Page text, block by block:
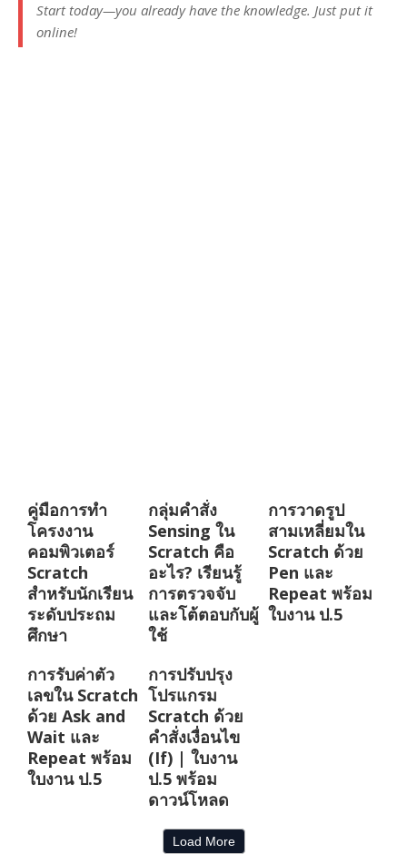
Start today—you already have the knowledge. Just put it
online!
คู่มือการทำ
โครงงาน
คอมพิวเตอร์
Scratch
สำหรับนักเรียน
ระดับประถม
ศึกษา
กลุ่มคำสั่ง
Sensing ใน
Scratch คือ
อะไร? เรียนรู้
การตรวจจับ
และโต้ตอบกับผู้
ใช้
การวาดรูป
สามเหลี่ยมใน
Scratch ด้วย
Pen และ
Repeat พร้อม
ใบงาน ป.5
การรับค่าตัว
เลขใน Scratch
ด้วย Ask and
Wait และ
Repeat พร้อม
ใบงาน ป.5
การปรับปรุง
โปรแกรม
Scratch ด้วย
คำสั่งเงื่อนไข
(If) | ใบงาน
ป.5 พร้อม
ดาวน์โหลด
Load More